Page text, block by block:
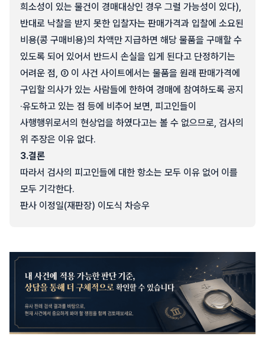
희소성이 있는 물건이 경매대상인 경우 그럴 가능성이 있다),
반대로 낙찰을 받지 못한 입찰자는 판매가격과 입찰에 소요된
비용(콩 구매비용)의 차액만 지급하면 해당 물품을 구매할 수
있도록 되어 있어서 반드시 손실을 입게 된다고 단정하기는
어려운 점, ③ 이 사건 사이트에서는 물품을 원래 판매가격에
구입할 의사가 있는 사람들에 한하여 경매에 참여하도록 공지
·유도하고 있는 점 등에 비추어 보면, 피고인들이
사행행위로서의 현상업을 하였다고는 볼 수 없으므로, 검사의
위 주장은 이유 없다.
3.결론
따라서 검사의 피고인들에 대한 항소는 모두 이유 없어 이를
모두 기각한다.
판사 이정일(재판장) 이도식 차승우